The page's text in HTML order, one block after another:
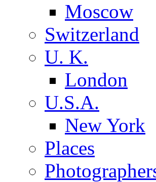
Moscow
Switzerland
U. K.
London
U.S.A.
New York
Places